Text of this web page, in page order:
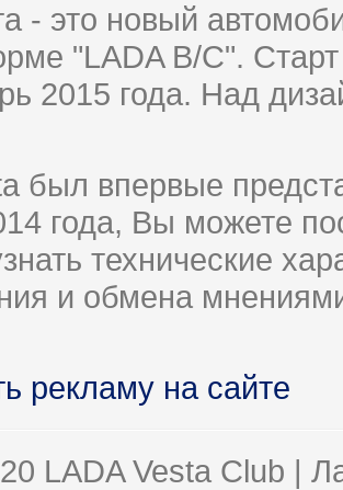
- это новый
"LADA B/C".
2015 года. Над
был впервые
года, Вы можете
технические
и обмена
рекламу на сайте
LADA Vesta Club |